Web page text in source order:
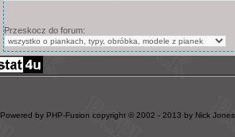
Przeskocz do forum:
Powered by PHP-Fusion copyright © 2002 - 2013 by Nick Jones.